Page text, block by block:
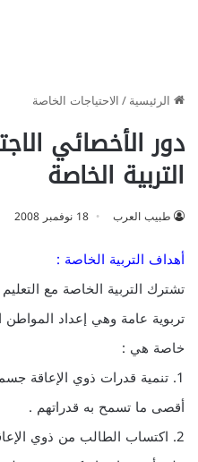
الرئيسية/الاحتياجات الخاصة
دور الأخصائي
التربية الخاصة
طبيب العرب 18 نوفمبر 2008
أهداف التربية الخاصة :
تشترك التربية الخاصة مع
تربوية عامة وهي إعداد المواطن
خاصة هي :
1. تنمية قدرات ذوي الإعاقة
أقصى ما تسمح به قدراتهم .
2. اكتساب الطالب من ذوي